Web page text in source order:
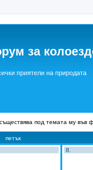
за
приятели на природата
под темата му във
петък
8.